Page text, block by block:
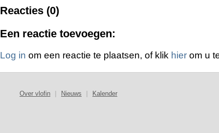
Reacties (0)
Een reactie toevoegen:
Log in om een reactie te plaatsen, of klik hier om u
Over vlofin Nieuws Kalender